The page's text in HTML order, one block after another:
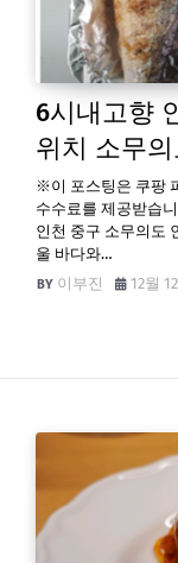
6시내고향
위치 소무
※이 포스팅은 쿠팡
수수료를 제공받습
인천 중구 소무의도
울 바다와…
이부진
12월